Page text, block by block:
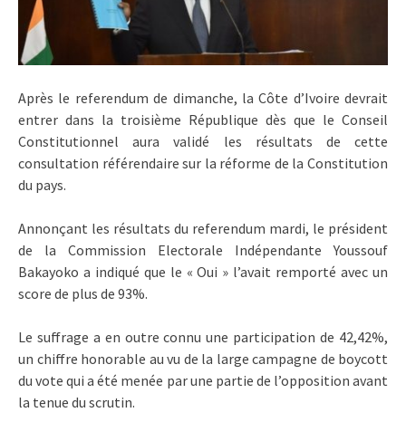
Après le referendum de dimanche, la Côte d’Ivoire devrait
entrer dans la troisième République dès que le Conseil
Constitutionnel aura validé les résultats de cette
consultation référendaire sur la réforme de la Constitution
du pays.
Annonçant les résultats du referendum mardi, le président
de la Commission Electorale Indépendante Youssouf
Bakayoko a indiqué que le « Oui » l’avait remporté avec un
score de plus de 93%.
Le suffrage a en outre connu une participation de 42,42%,
un chiffre honorable au vu de la large campagne de boycott
du vote qui a été menée par une partie de l’opposition avant
la tenue du scrutin.